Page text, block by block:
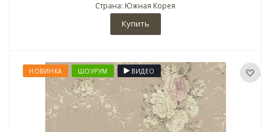
Страна: Южная Корея
Купить
НОВИНКА ШОУРУМ ВИДЕО